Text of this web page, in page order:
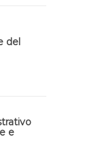
del
e